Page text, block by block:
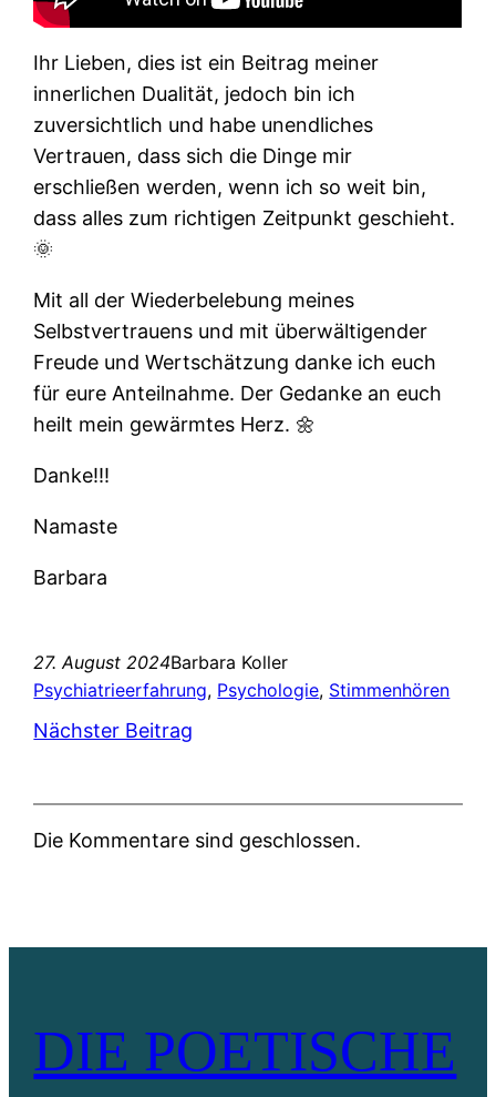
Ihr Lieben, dies ist ein Beitrag meiner
innerlichen Dualität, jedoch bin ich
zuversichtlich und habe unendliches
Vertrauen, dass sich die Dinge mir
erschließen werden, wenn ich so weit bin,
dass alles zum richtigen Zeitpunkt geschieht.
🌞
Mit all der Wiederbelebung meines
Selbstvertrauens und mit überwältigender
Freude und Wertschätzung danke ich euch
für eure Anteilnahme. Der Gedanke an euch
heilt mein gewärmtes Herz. 🌼
Danke!!!
Namaste
Barbara
27. August 2024Barbara Koller
Psychiatrieerfahrung, Psychologie, Stimmenhören
Nächster Beitrag
Die Kommentare sind geschlossen.
DIE POETISCHE